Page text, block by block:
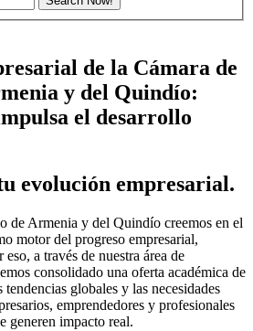
de la Cámara de
y del Quindío:
el desarrollo
evolución empresarial.
de Armenia y del Quindío creemos en el
motor del progreso empresarial,
a través de nuestra área de
consolidado una oferta académica de
globales y las necesidades
emprendedores y profesionales
generen impacto real.